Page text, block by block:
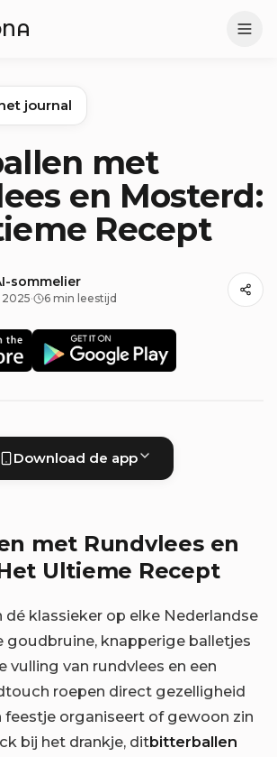
journal
met
en Mosterd:
Recept
sommelier
· 6 min leestijd
Download de app
met Rundvlees en
Ultieme Recept
dé klassieker op elke Nederlandse
goudbruine, knapperige balletjes
vulling van rundvlees en een
roepen direct gezelligheid
feestje organiseert of gewoon zin
bij het drankje, ditbitterballen